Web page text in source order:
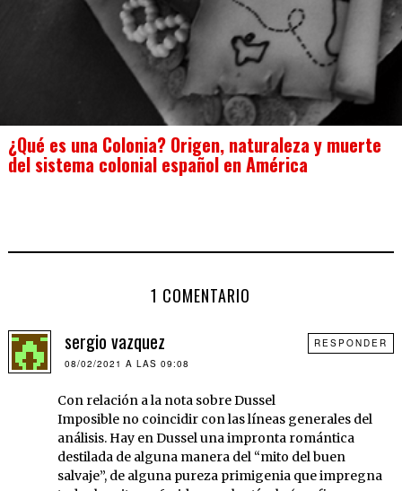
¿Qué es una Colonia? Origen, naturaleza y muerte
del sistema colonial español en América
1 COMENTARIO
sergio vazquez
08/02/2021 A LAS 09:08
Con relación a la nota sobre Dussel
Imposible no coincidir con las líneas generales del
análisis. Hay en Dussel una impronta romántica
destilada de alguna manera del “mito del buen
salvaje”, de alguna pureza primigenia que impregna
RESPONDER